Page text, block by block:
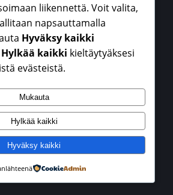
Mikko Keinonen Instagram
liikennettä. Voit valita,
napsauttamalla
Hyväksy kaikki
Hylkää kaikki kieltäytyäksesi
evästeistä.
Mukauta
Hylkää kaikki
Hyväksy kaikki